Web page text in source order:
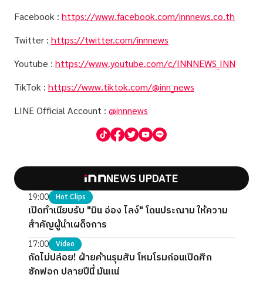
Facebook : https://www.facebook.com/innnews.co.th
Twitter : https://twitter.com/innnews
Youtube : https://www.youtube.com/c/INNNEWS_INN
TikTok : https://www.tiktok.com/@inn_news
LINE Official Account : @innnews
NEWS UPDATE
19:00 Hot Clips
เปิดทำเนียบรับ "มิน อ่อง ไลง์" โดนประณาม ให้ความ
สำคัญผู้นำเผด็จการ
17:00 Video
กัดไม่ปล่อย! ฝ่ายค้านรุมสับ โหมโรมก่อนเปิดศึก
ซักฟอก ปลายปีนี้ มันแน่